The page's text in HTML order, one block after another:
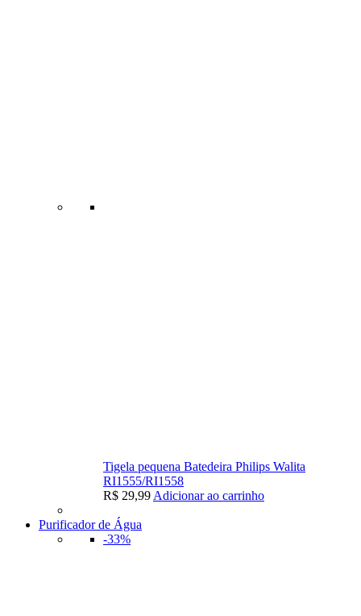
Tigela pequena Batedeira Philips Walita
RI1555/RI1558
R$ 29,99 Adicionar ao carrinho
Purificador de Água
-33%